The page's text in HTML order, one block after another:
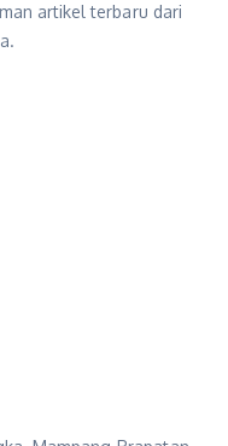
artikel terbaru dari